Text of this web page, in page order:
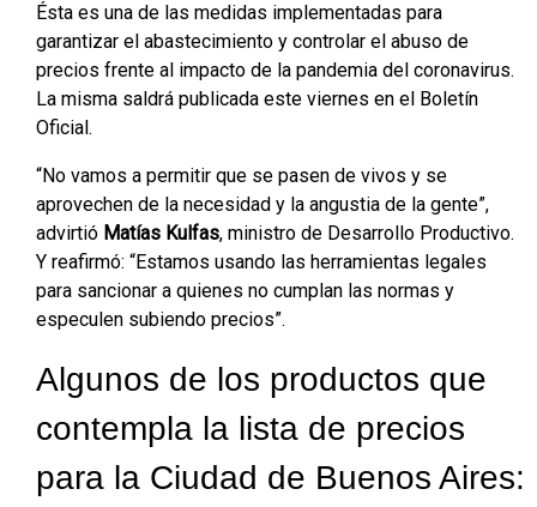
Ésta es una de las medidas implementadas para
garantizar el abastecimiento y controlar el abuso de
precios frente al impacto de la pandemia del coronavirus.
La misma saldrá publicada este viernes en el Boletín
Oficial.
“No vamos a permitir que se pasen de vivos y se
aprovechen de la necesidad y la angustia de la gente”,
advirtió Matías Kulfas, ministro de Desarrollo Productivo.
Y reafirmó: “Estamos usando las herramientas legales
para sancionar a quienes no cumplan las normas y
especulen subiendo precios”.
Algunos de los productos que
contempla la lista de precios
para la Ciudad de Buenos Aires: